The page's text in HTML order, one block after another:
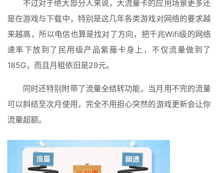
不过对于绝大部分人来说，大流量卡的应用场景更多还
是在游戏与下载中，特别是这几年各类游戏对网络的要求越
来越高，所以电信也算是找对了方向，把千兆Wifi级的网络
速率下放到了民用级产品紫藤卡身上，不仅流量做到了
185G，而且月租依旧是29元。
同时还特别附带了流量全结转功能，当月用不完的流量
可以斜结至次月使用，完全不用担心突然的游戏更新会让你
流量超额。